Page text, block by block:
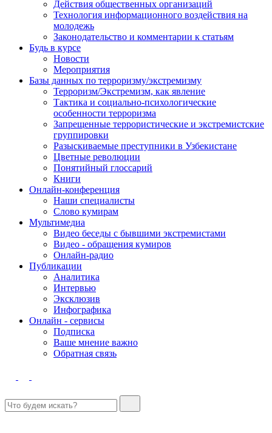
Действия общественных организаций
Технология информационного воздействия на
молодежь
Законодательство и комментарии к статьям
Будь в курсе
Новости
Мероприятия
Базы данных по терроризму/экстремизму
Терроризм/Экстремизм, как явление
Тактика и социально-психологические
особенности терроризма
Запрещенные террористические и экстремистские
группировки
Разыскиваемые преступники в Узбекистане
Цветные революции
Понятийный глоссарий
Книги
Онлайн-конференция
Наши специалисты
Слово кумирам
Мультимедиа
Видео беседы с бывшими экстремистами
Видео - обращения кумиров
Онлайн-радио
Публикации
Аналитика
Интервью
Эксклюзив
Инфографика
Онлайн - сервисы
Подписка
Ваше мнение важно
Обратная связь